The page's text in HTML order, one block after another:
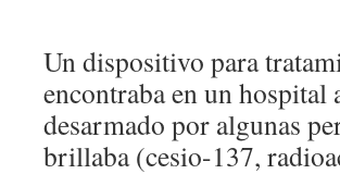
Un dispositivo para
encontraba en un
desarmado por algunas
brillaba (cesio-137,